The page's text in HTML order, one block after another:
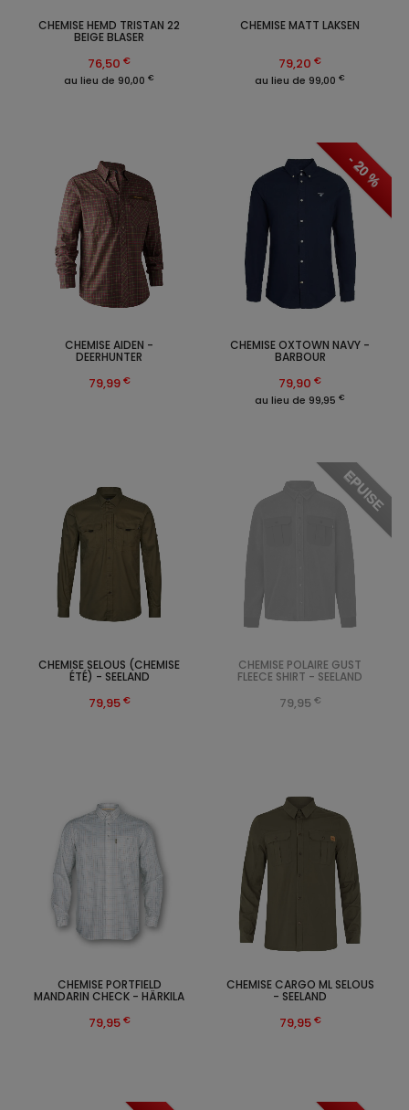
CHEMISE MATT LAKSEN
79,20 €
au lieu de 99,00 €
CHEMISE AIDEN -
DEERHUNTER
79,99 €
CHEMISE HEMD TRISTAN 22
BEIGE BLASER
76,50 €
au lieu de 90,00 €
- 20 %
CHEMISE OXTOWN NAVY -
BARBOUR
79,90 €
au lieu de 99,95 €
CHEMISE SELOUS (CHEMISE
ÉTÉ) - SEELAND
79,95 €
EPUISE
CHEMISE POLAIRE GUST
FLEECE SHIRT - SEELAND
79,95 €
CHEMISE PORTFIELD
MANDARIN CHECK - HÄRKILA
79,95 €
CHEMISE CARGO ML SELOUS
- SEELAND
79,95 €